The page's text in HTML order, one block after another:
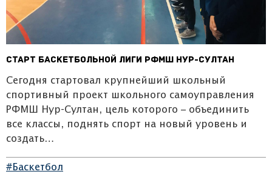
Старт баскетбольной лиги РФМШ Нур-Султан
Сегодня стартовал крупнейший школьный
спортивный проект школьного самоуправления
РФМШ Нур-Султан, цель которого – объединить
все классы, поднять спорт на новый уровень и
создать…
#Баскетбол